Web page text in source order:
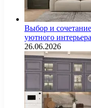
Выбор и
уютного интерьера
26.06.2026